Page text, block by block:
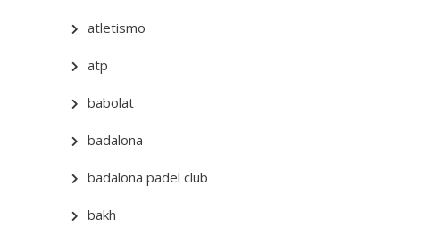
atletismo
atp
babolat
badalona
badalona padel club
bakh